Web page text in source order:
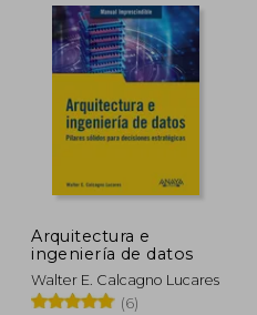
dcto.
Arquitectura e
ingeniería de datos
Walter E. Calcagno Lucares
(6)